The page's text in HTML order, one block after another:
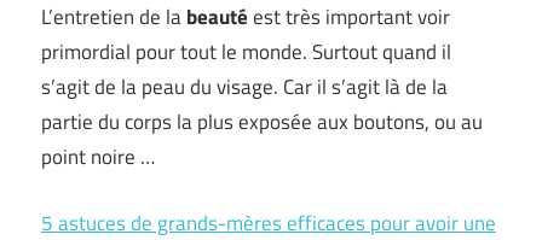
L’entretien de labeautéest très important voir
primordial pour tout le monde. Surtout quand il
s’agit de la peau du visage. Car il s’agit là de la
partie du corps la plus exposée aux boutons, ou au
point noire …
5 astuces de grands-mères efficaces pour avoir une